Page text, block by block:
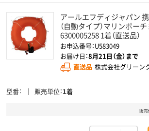
アールエフディジャパン
（自動タイプ）マリンポー
6300005258 1着（直送品）
お申込番号：U583049
お届け日：8月21日（金）まで
直送品 株式会社グリーン
型番 販売単位 1着
販売